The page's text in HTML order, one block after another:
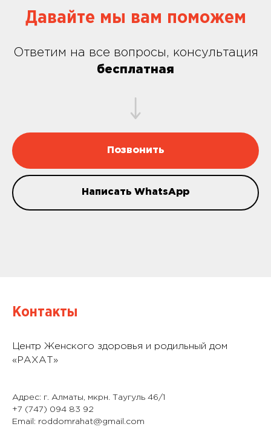
Давайте мы вам поможем
Ответим на все вопросы, консультация
бесплатная
Позвонить
Написать WhatsApp
Контакты
Центр Женского здоровья и родильный дом
«РАХАТ»
Адрес: г. Алматы, мкрн. Таугуль 46/1
+7 (747) 094 83 92
Email: roddomrahat@gmail.com